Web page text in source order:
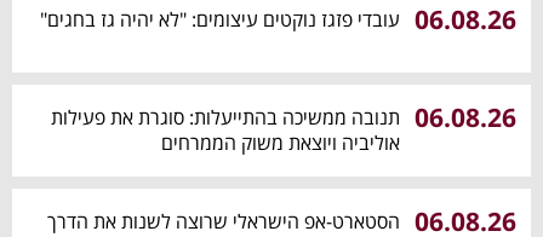
06.08.26 עובדי פזגז נוקטים עיצומים: "לא יהיה גז בחגים"
06.08.26 תנובה ממשיכה בהתייעלות: סוגרת את פעילות
אוליביה ויוצאת משוק הממרחים
06.08.26 הסטארט-אפ הישראלי שרוצה לשנות את הדרך